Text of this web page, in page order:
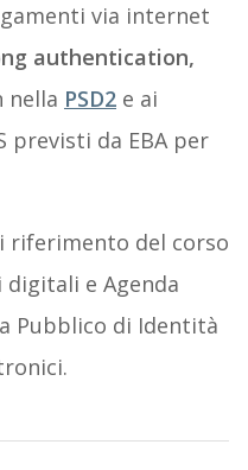
via internet
authentication,
nella PSD2e ai
previsti da EBA per
riferimento del corso
e Agenda
Pubblico di Identità